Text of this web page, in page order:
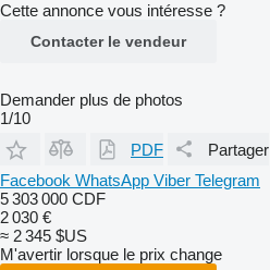
Cette annonce vous intéresse ?
Contacter le vendeur
Demander plus de photos
1/10
PDF
Partager
Facebook WhatsApp Viber Telegram
5 303 000 CDF
2 030 €
≈ 2 345 $US
M'avertir lorsque le prix change